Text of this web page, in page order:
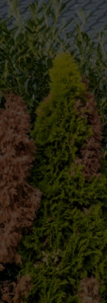
haag
ontwikkelen
opgevuld met de
grondig zijn
geplant worden .